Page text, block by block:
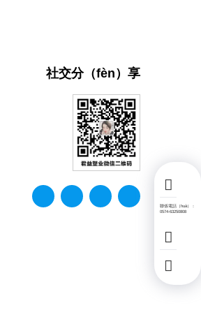
社交分（fèn）享
聯係電話（huà）：
0574-63250808